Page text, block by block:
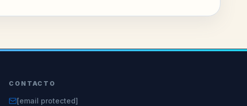
CONTACTO
[email protected]